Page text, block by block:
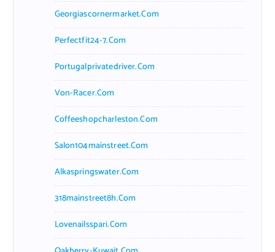
Georgiascornermarket.com
Perfectfit24-7.com
Portugalprivatedriver.com
Von-Racer.com
Coffeeshopcharleston.com
Salon104mainstreet.com
Alkaspringswater.com
318mainstreet8h.com
Lovenailsspari.com